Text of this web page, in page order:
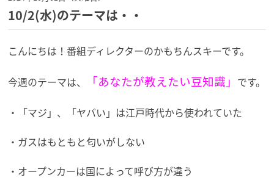
10/2(水)のテーマは・・
こんにちは！番組ディレクターのかもちんスキーです。
今週のテーマは、 「あなたが教えたい豆知識」 です。
・「マジ」、「ヤバい」は江戸時代から使われていた
・ガスはもともと匂いがしない
・オープンカーは国によって呼び方が違う